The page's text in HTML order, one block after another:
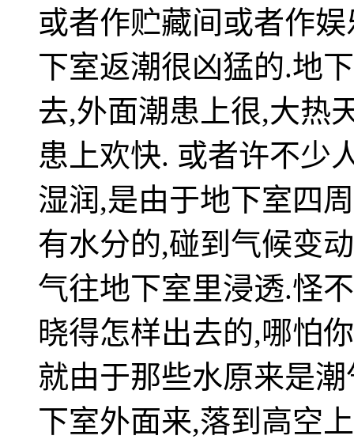
或者作贮藏间或者作
下室返潮很凶猛的.地
去,外面潮患上很,大热
患上欢快. 或者许不少
湿润,是由于地下室四
有水分的,碰到气候变
气往地下室里浸透.怪
晓得怎样出去的,哪怕
就由于那些水原来是
下室外面来,落到高空